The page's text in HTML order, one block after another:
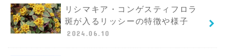
リシマキア・コンゲスティフロラ
斑が入るリッシーの特徴や様子
2024.06.10